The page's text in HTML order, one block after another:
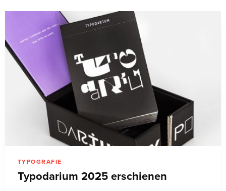
TYPOGRAFIE
Typodarium 2025 erschienen